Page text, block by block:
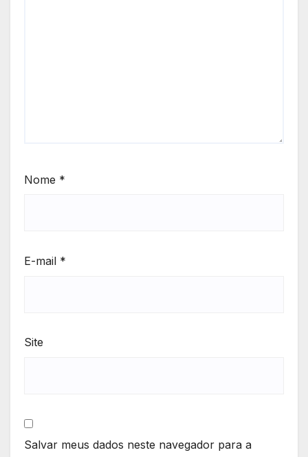
Nome *
E-mail *
Site
Salvar meus dados neste navegador para a